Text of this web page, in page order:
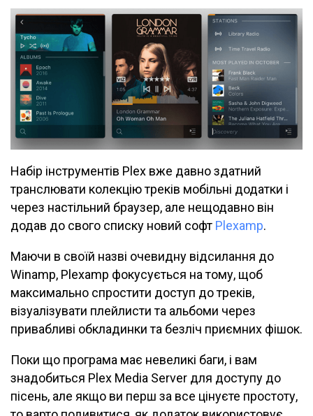
Набір інструментів Plex вже давно здатний
транслювати колекцію треків мобільні додатки і
через настільний браузер, але нещодавно він
додав до свого списку новий софт Plexamp.
Маючи в своїй назві очевидну відсилання до
Winamp, Plexamp фокусується на тому, щоб
максимально спростити доступ до треків,
візуалізувати плейлисти та альбоми через
привабливі обкладинки та безліч приємних фішок.
Поки що програма має невеликі баги, і вам
знадобиться Plex Media Server для доступу до
пісень, але якщо ви перш за все цінуєте простоту,